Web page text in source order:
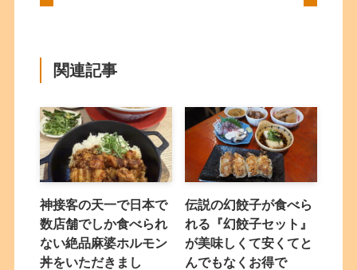
関連記事
神接客の天一で日本で
数店舗でしか食べられ
ない絶品麻婆ホルモン
丼をいただきまし
伝説の幻餃子が食べら
れる『幻餃子セット』
が美味しくて安くてと
んでもなくお得で